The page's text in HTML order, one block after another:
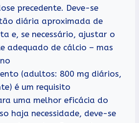
precedente. Deve-se
diária aproximada de
e, se necessário, ajustar o
adequado de cálcio – mas
(adultos: 800 mg diários,
é um requisito
uma melhor eficácia do
haja necessidade, deve-se